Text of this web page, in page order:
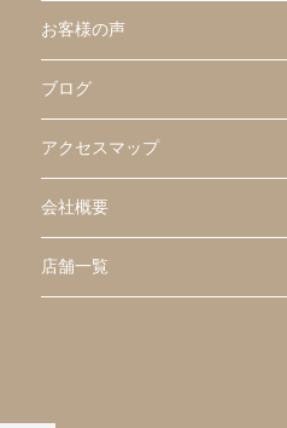
お客様の声
ブログ
アクセスマップ
会社概要
店舗一覧